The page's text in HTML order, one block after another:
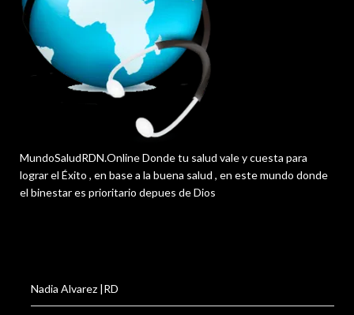
MundoSaludRDN.Online Donde tu salud vale y cuesta para
lograr el Éxito , en base a la buena salud , en este mundo donde
el binestar es prioritario depues de Dios
Nadia Alvarez |RD